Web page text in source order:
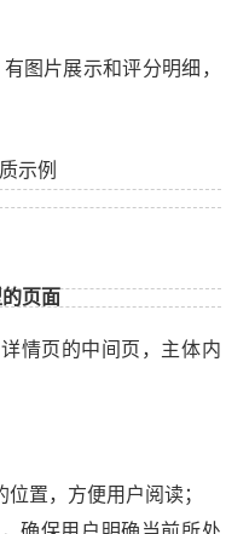
图片展示和评分明细，
示例
页面
情页的中间页，主体内
位置，方便用户阅读；